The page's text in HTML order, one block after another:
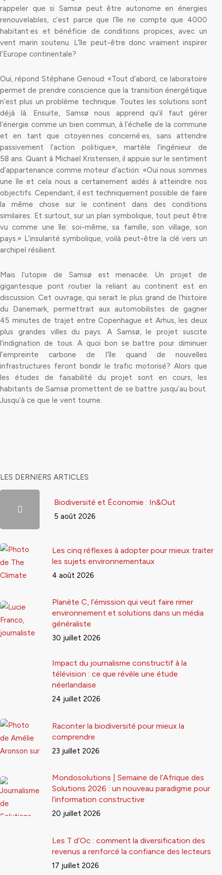
rappeler que si Samsø peut être autonome en énergies
renouvelables, c’est parce que l’île ne compte que 4000
habitant·es et bénéficie de conditions propices, avec un
vent marin soutenu. L’île peut-être donc vraiment inspirer
l’Europe continentale?
Oui, répond Stéphane Genoud: «Tout d’abord, ce laboratoire
permet de prendre conscience que la transition énergétique
n’est plus un problème technique. Toutes les solutions sont
déjà là. Ensuite, Samsø nous apprend qu’il faut gérer
l’énergie comme un bien commun, à l’échelle de la commune
et en tant que citoyen·nes concerné·es, sans attendre
passivement l’action politique», martèle l’ingénieur de
58 ans. Quant à Michael Kristensen, il appuie sur le sentiment
d’appartenance comme moteur d’action: «Oui nous sommes
une île et cela nous a certainement aidés à atteindre nos
objectifs. Cependant, il est techniquement possible de faire
la même chose sur le continent dans des conditions
similaires. Et surtout, sur un plan symbolique, tout peut être
vu comme une île: soi-même, sa famille, son village, son
pays.» L’insularité symbolique, voilà peut-être la clé vers un
archipel résilient.
Mais l’utopie de Samsø est menacée. Un projet de
gigantesque pont routier la reliant au continent est en
discussion. Cet ouvrage, qui serait le plus grand de l’histoire
du Danemark, permettrait aux automobilistes de gagner
45 minutes de trajet entre Copenhague et Arhus, les deux
plus grandes villes du pays. A Samsø, le projet suscite
l’indignation de tous. A quoi bon se battre pour diminuer
l’empreinte carbone de l’île quand de nouvelles
infrastructures feront bondir le trafic motorisé? Alors que
les études de faisabilité du projet sont en cours, les
habitants de Samsø promettent de se battre jusqu’au bout.
Jusqu’à ce que le vent tourne.
LES DERNIERS ARTICLES
Biodiversité et Économie : In&Out
5 août 2026
Les cinq réflexes à adopter pour mieux traiter
les sujets environnementaux
4 août 2026
Planète C, l’émission qui veut faire rimer
environnement et solutions dans un média
généraliste
30 juillet 2026
Impact du journalisme constructif à la
télévision : ce que révèle une étude
néerlandaise
24 juillet 2026
Raconter la biodiversité pour mieux la
comprendre
23 juillet 2026
Mondosolutions | Semaine de l’Afrique des
Solutions 2026 : un nouveau paradigme pour
l’information constructive
20 juillet 2026
Les T d’Oc : comment la diversification des
revenus a renforcé la confiance des lecteurs
17 juillet 2026